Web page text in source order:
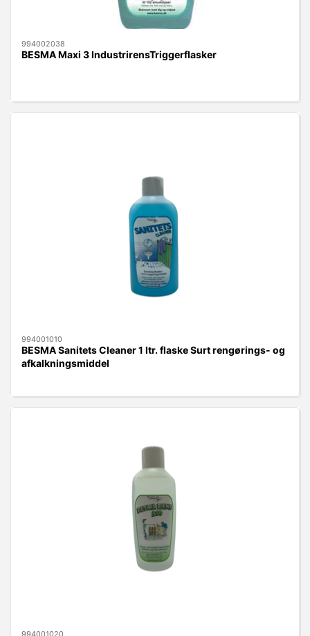
994002038
BESMA Maxi 3 IndustrirensTriggerflasker
994001010
BESMA Sanitets Cleaner 1 ltr. flaske Surt rengørings- og
afkalkningsmiddel
994001020